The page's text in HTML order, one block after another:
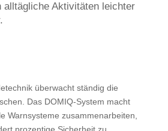
alltägliche Aktivitäten leichter
überwacht ständig die
Das DOMIQ-System macht
Warnsysteme zusammenarbeiten,